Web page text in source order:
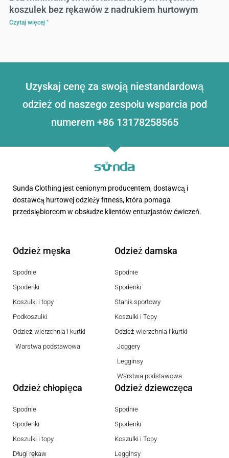
koszulek bez rękawów z nadrukiem hurtowym
Czytaj więcej "
Uzyskaj cenę za swoją niestandardową
odzież od naszego zespołu wsparcia pod
numerem +86 13178258565
Sunda Clothing jest cenionym producentem, dostawcą i
dostawcą hurtowej odzieży fitness, która pomaga
przedsiębiorcom w obsłudze klientów entuzjastów ćwiczeń.
Odzież męska
Spodnie
Spodenki
Koszulki i topy
Podkoszulki
Odzież wierzchnia i kurtki
Warstwa podstawowa
Odzież damska
Spodnie
Spodenki
Stanik sportowy
Koszulki i Topy
Odzież wierzchnia i kurtki
Joggery
Legginsy
Warstwa podstawowa
Odzież chłopięca
Spodnie
Spodenki
Koszulki i topy
Długi rękaw
Odzież dziewczęca
Spodnie
Spodenki
Koszulki i Topy
Legginsy